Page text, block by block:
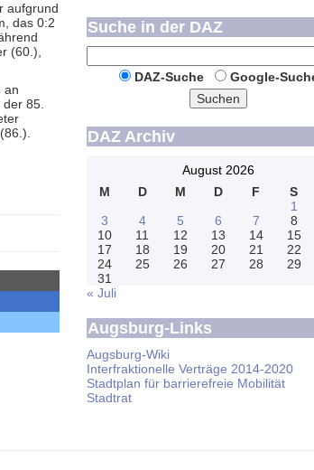
aufgrund
das 0:2
(60.),
an
85.
Suche in der DAZ
DAZ-Suche
Google-
Suchen
DAZ Archiv
August 2026
M
D M D F S
1
3
4 5 6 7 8
10
11 12 13 14 15
17
18 19 20 21 22
24
25 26 27 28 29
31
« Juli
Augsburg-Links
Augsburg-Wiki
Interfraktionelle Verträge 2014-2020
Stadtplan für barrierefreie Mobilität
Stadtrat